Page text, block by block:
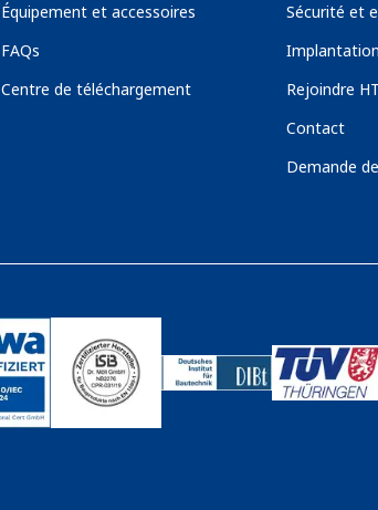
Équipement et accessoires
FAQs
Centre de téléchargement
Sécurité et
Implantation
Rejoindre
Contact
Demande